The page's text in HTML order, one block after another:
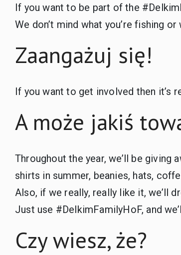
If you want to be part of the
We don’t mind what you’re fishing
Zaangażuj się!
If you want to get involved then it’s
A może jakiś
Throughout the year, we’ll be
shirts in summer, beanies, hats,
Also, if we really, really like it, we’ll
Just use #DelkimFamilyHoF, and
Czy wiesz, że?